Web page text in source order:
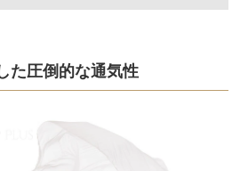
た圧倒的な通気性